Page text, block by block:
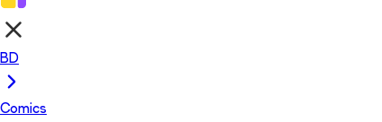
BD
Comics